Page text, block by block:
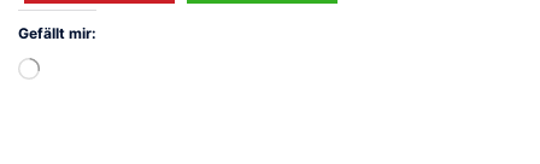
Gefällt mir:
Wird